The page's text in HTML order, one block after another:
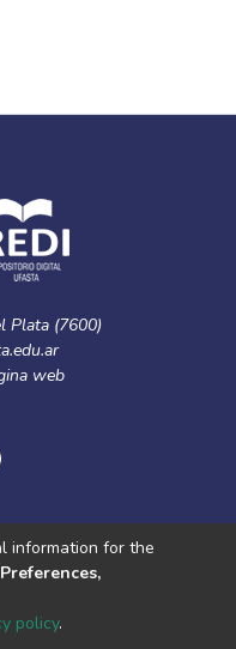
Plata (7600)
web
de privacidad.
2026
User
information for the
policy.